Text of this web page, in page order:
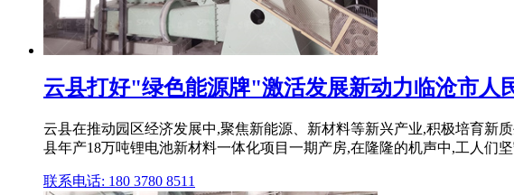
云县打好"绿色能源牌"激活发展新动力临沧市人
云县在推动园区经济发展中,聚焦新能源、新材料等新兴产业,积极培育新
县年产18万吨锂电池新材料一体化项目一期产房,在隆隆的机声中,工人们
联系电话: 180 3780 8511